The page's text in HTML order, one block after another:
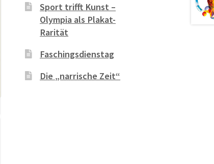
Sport trifft Kunst –
Olympia als Plakat-
Rarität
Faschingsdienstag
Die „narrische Zeit“